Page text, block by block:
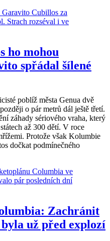
ho mohou
spřádal šílené
poblíž města Genua dvě
o pár metrů dál ještě třetí.
záhady sériového vraha, který
až 300 dětí. V roce
Protože však Kolumbie
dočkat podmínečného
Zachránit
už před explozí